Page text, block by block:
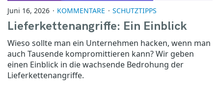
Juni 16, 2026 KOMMENTARE SCHUTZTIPPS
Lieferkettenangriffe: Ein Einblick
Wieso sollte man ein Unternehmen hacken, wenn man
auch Tausende kompromittieren kann? Wir geben
einen Einblick in die wachsende Bedrohung der
Lieferkettenangriffe.